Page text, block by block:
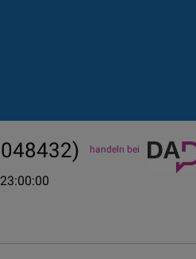
handeln bei
23:00:00